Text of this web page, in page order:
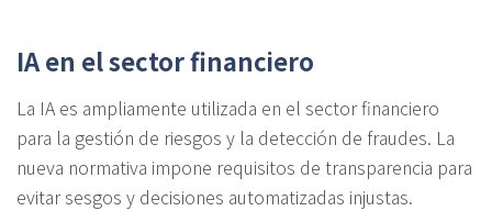
IA en el sector financiero
La IA es ampliamente utilizada en el sector financiero
para la gestión de riesgos y la detección de fraudes. La
nueva normativa impone requisitos de transparencia para
evitar sesgos y decisiones automatizadas injustas.